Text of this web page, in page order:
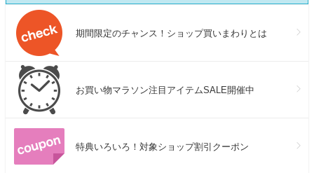
期間限定のチャンス！ショップ買いまわりとは
お買い物マラソン注目アイテムSALE開催中
特典いろいろ！対象ショップ割引クーポン